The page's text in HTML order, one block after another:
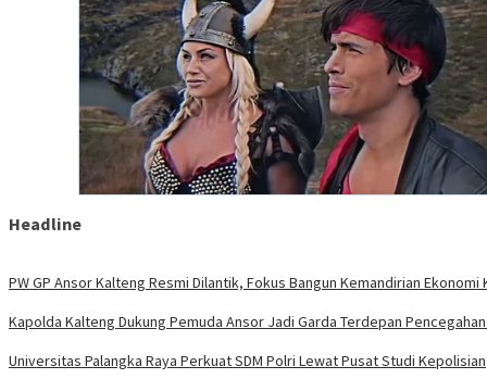
Headline
PW GP Ansor Kalteng Resmi Dilantik, Fokus Bangun Kemandirian
Kapolda Kalteng Dukung Pemuda Ansor Jadi Garda Terdepan
Universitas Palangka Raya Perkuat SDM Polri Lewat Pusat Studi Kepolisian